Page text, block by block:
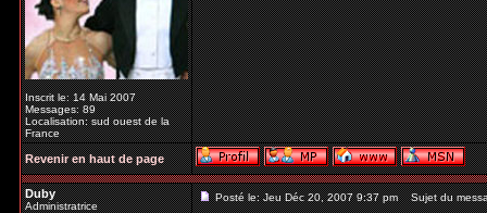
Inscrit le: 14 Mai 2007
Messages: 89
Localisation: sud ouest de la
France
Revenir en haut de page
Duby
Administratrice
Posté le: Jeu Déc 20, 2007 9:37 pm Sujet du